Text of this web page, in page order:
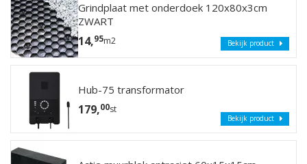
Grindplaat met onderdoek 120x80x3cm
ZWART
14,95m2 Bekijk product
Hub-75 transformator
179,00st
Bekijk product